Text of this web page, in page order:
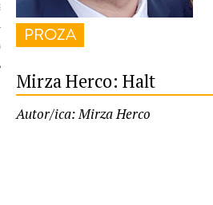
PROZA
Mirza Herco: Halt
Autor/ica: Mirza Herco